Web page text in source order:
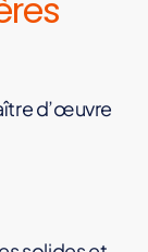
d’œuvre